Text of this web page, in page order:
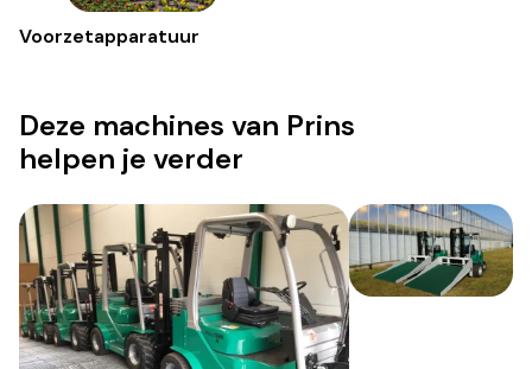
Voorzetapparatuur
Deze machines van Prins
helpen je verder